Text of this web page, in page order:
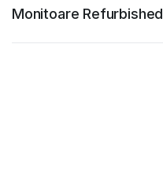
Monitoare Refurbished